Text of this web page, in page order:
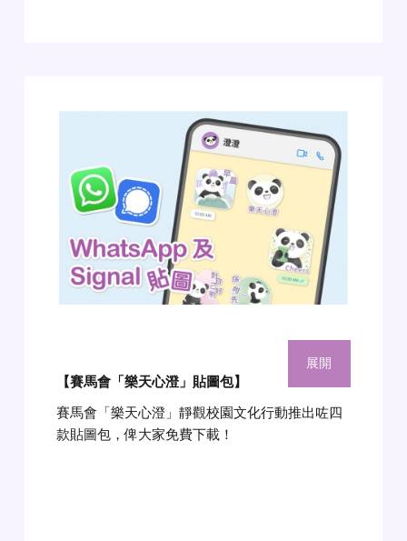
【賽馬會「樂天心澄」貼圖包】
賽馬會「樂天心澄」靜觀校園文化行動推出咗四
款貼圖包，俾大家免費下載！
展開